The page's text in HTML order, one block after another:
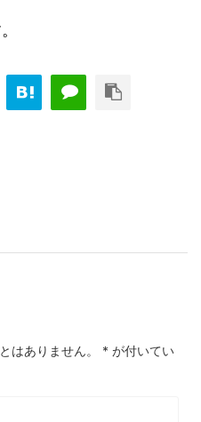
はありません。 * が付いてい